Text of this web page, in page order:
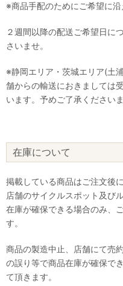
※商品手配のためにご希望に沿
２週間以降の配送ご希望日に
さいませ。
※静岡エリア・茨城エリア(土
舗からの輸送におきましては
います。予めご了承くださいま
在庫について
掲載している商品はご注文後
店舗のサイクルスポット及び
在庫が確保できる場合のみ、
す。
商品の製造中止、店舗にて売
の誤り等で商品在庫が確保で
て頂きます。